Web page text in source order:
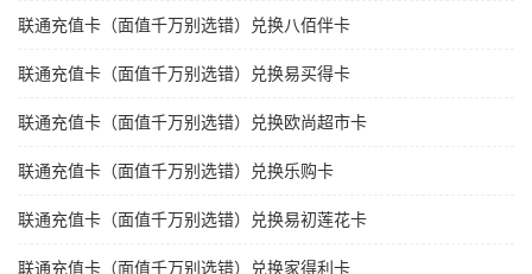
联通充值卡（面值千万别选错）兑换八佰伴卡
联通充值卡（面值千万别选错）兑换易买得卡
联通充值卡（面值千万别选错）兑换欧尚超市卡
联通充值卡（面值千万别选错）兑换乐购卡
联通充值卡（面值千万别选错）兑换易初莲花卡
联通充值卡（面值千万别选错）兑换家得利卡